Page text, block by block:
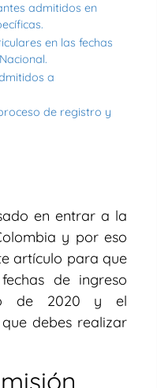
admitidos en
en las fechas
a
de registro y
en entrar a la
y por eso
artículo para que
de ingreso
de 2020 y el
debes realizar